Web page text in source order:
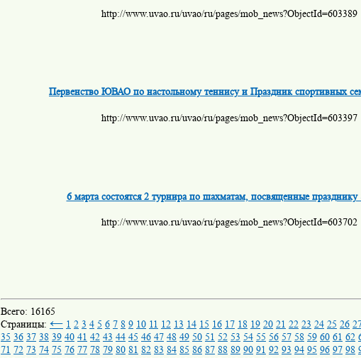
http://www.uvao.ru/uvao/ru/pages/mob_news?ObjectId=603389
Первенство ЮВАО по настольному теннису и Праздник спортивных
http://www.uvao.ru/uvao/ru/pages/mob_news?ObjectId=603397
6 марта состоятся 2 турнира по шахматам, посвященные празднику
http://www.uvao.ru/uvao/ru/pages/mob_news?ObjectId=603702
Всего: 16165
Страницы: ← 1 2 3 4 5 6 7 8 9 10 11 12 13 14 15 16 17 18 19 20 21 22 23 24 25 26
35 36 37 38 39 40 41 42 43 44 45 46 47 48 49 50 51 52 53 54 55 56 57 58 59 60 61 62
71 72 73 74 75 76 77 78 79 80 81 82 83 84 85 86 87 88 89 90 91 92 93 94 95 96 97 98